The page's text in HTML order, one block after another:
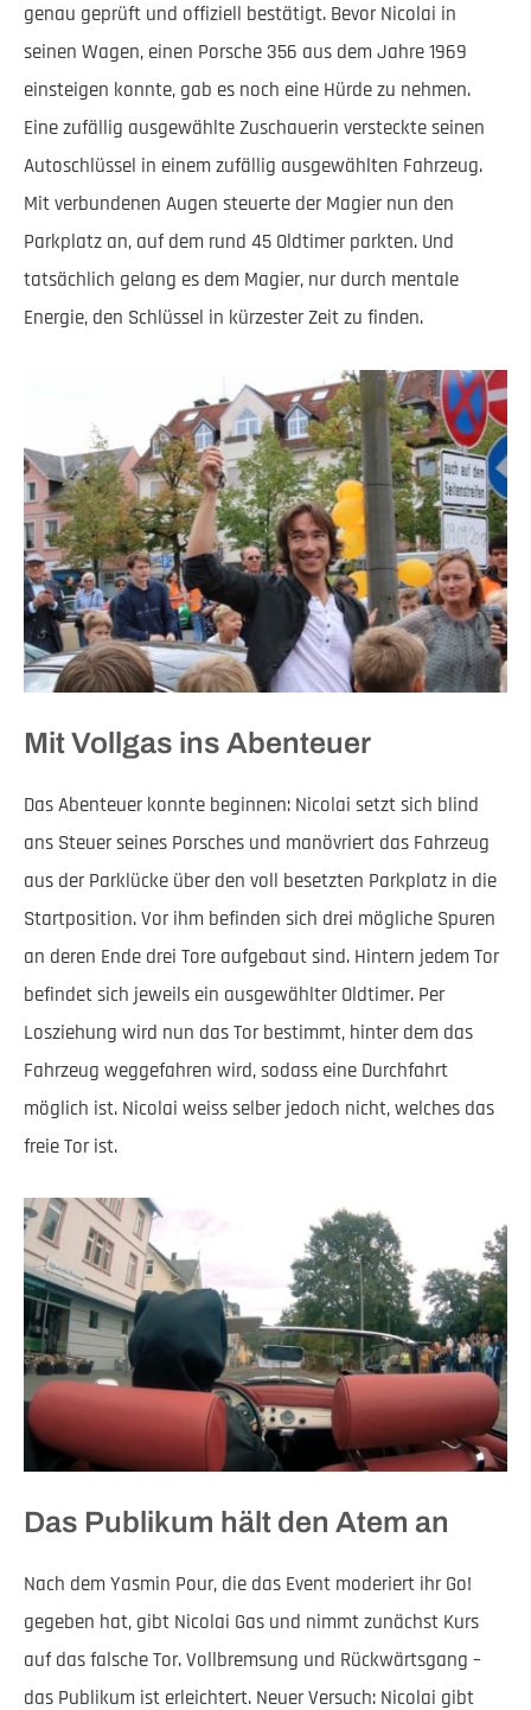
genau geprüft und offiziell bestätigt. Bevor Nicolai in
seinen Wagen, einen Porsche 356 aus dem Jahre 1969
einsteigen konnte, gab es noch eine Hürde zu nehmen.
Eine zufällig ausgewählte Zuschauerin versteckte seinen
Autoschlüssel in einem zufällig ausgewählten Fahrzeug.
Mit verbundenen Augen steuerte der Magier nun den
Parkplatz an, auf dem rund 45 Oldtimer parkten. Und
tatsächlich gelang es dem Magier, nur durch mentale
Energie, den Schlüssel in kürzester Zeit zu finden.
Mit Vollgas ins Abenteuer
Das Abenteuer konnte beginnen: Nicolai setzt sich blind
ans Steuer seines Porsches und manövriert das Fahrzeug
aus der Parklücke über den voll besetzten Parkplatz in die
Startposition. Vor ihm befinden sich drei mögliche Spuren
an deren Ende drei Tore aufgebaut sind. Hintern jedem Tor
befindet sich jeweils ein ausgewählter Oldtimer. Per
Losziehung wird nun das Tor bestimmt, hinter dem das
Fahrzeug weggefahren wird, sodass eine Durchfahrt
möglich ist. Nicolai weiss selber jedoch nicht, welches das
freie Tor ist.
Das Publikum hält den Atem an
Nach dem Yasmin Pour, die das Event moderiert ihr Go!
gegeben hat, gibt Nicolai Gas und nimmt zunächst Kurs
auf das falsche Tor. Vollbremsung und Rückwärtsgang –
das Publikum ist erleichtert. Neuer Versuch: Nicolai gibt